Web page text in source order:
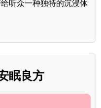
听众一种独特的沉浸体
眠良方